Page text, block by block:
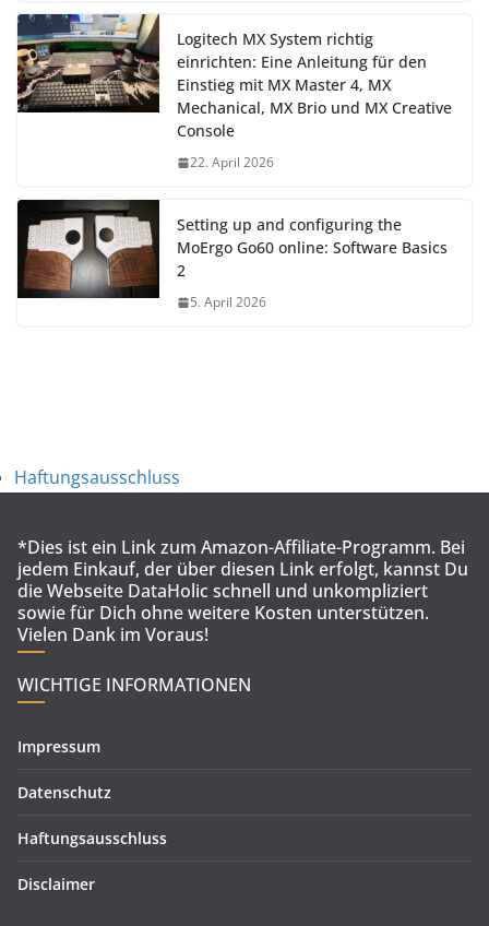
Logitech MX System richtig
einrichten: Eine Anleitung für den
Einstieg mit MX Master 4, MX
Mechanical, MX Brio und MX Creative
Console
22. April 2026
Setting up and configuring the
MoErgo Go60 online: Software Basics
2
5. April 2026
Haftungsausschluss
*Dies ist ein Link zum Amazon-Affiliate-Programm. Bei
jedem Einkauf, der über diesen Link erfolgt, kannst Du
die Webseite DataHolic schnell und unkompliziert
sowie für Dich ohne weitere Kosten unterstützen.
Vielen Dank im Voraus!
WICHTIGE INFORMATIONEN
Impressum
Datenschutz
Haftungsausschluss
Disclaimer